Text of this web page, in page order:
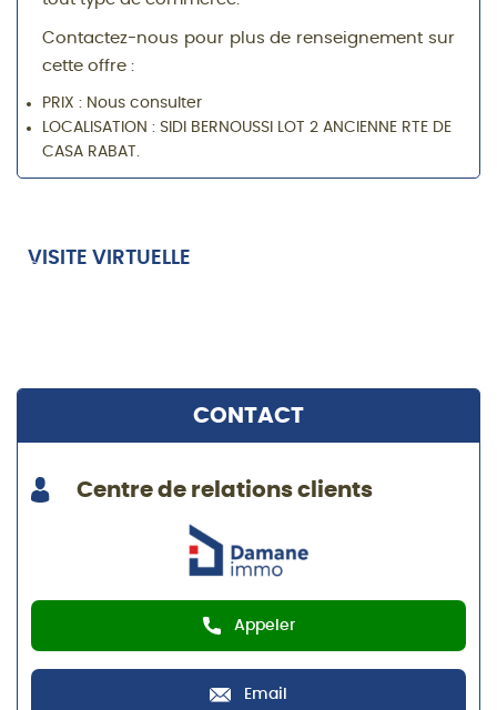
Contactez-nous pour plus de renseignement sur
cette offre :
PRIX : Nous consulter
LOCALISATION : SIDI BERNOUSSI LOT 2 ANCIENNE RTE DE
CASA RABAT.
VISITE VIRTUELLE
CONTACT
Centre de relations clients
Appeler
Email